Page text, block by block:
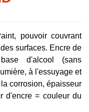
pouvoir couvrant
surfaces. Encre de
d'alcool (sans
à l'essuyage et
corrosion, épaisseur
d'encre = couleur du